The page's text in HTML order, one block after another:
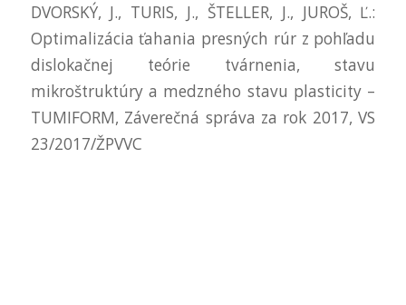
DVORSKÝ, J., TURIS, J., ŠTELLER, J., JUROŠ, Ľ.:
Optimalizácia ťahania presných rúr z pohľadu
dislokačnej teórie tvárnenia, stavu
mikroštruktúry a medzného stavu plasticity –
TUMIFORM, Záverečná správa za rok 2017, VS
23/2017/ŽPVVC